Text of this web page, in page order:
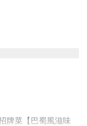
牌菜【巴蜀風滋味